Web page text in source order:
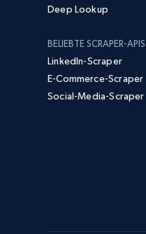
Deep Lookup
BELIEBTE SCRAPER-APIS
LinkedIn-Scraper
E-Commerce-Scraper
Social-Media-Scraper